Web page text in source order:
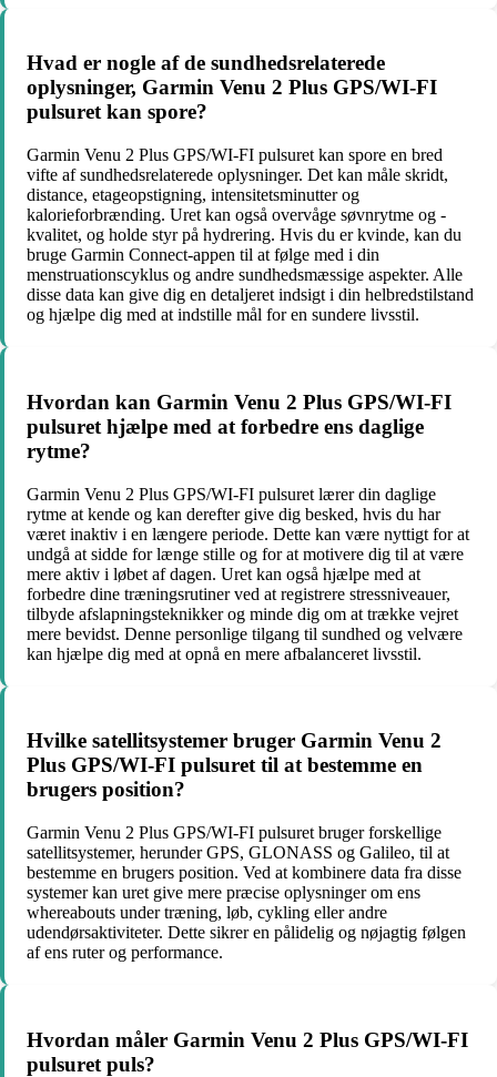
Hvad er nogle af de sundhedsrelaterede
oplysninger, Garmin Venu 2 Plus GPS/WI-FI
pulsuret kan spore?
Garmin Venu 2 Plus GPS/WI-FI pulsuret kan spore en bred
vifte af sundhedsrelaterede oplysninger. Det kan måle skridt,
distance, etageopstigning, intensitetsminutter og
kalorieforbrænding. Uret kan også overvåge søvnrytme og -
kvalitet, og holde styr på hydrering. Hvis du er kvinde, kan du
bruge Garmin Connect-appen til at følge med i din
menstruationscyklus og andre sundhedsmæssige aspekter. Alle
disse data kan give dig en detaljeret indsigt i din helbredstilstand
og hjælpe dig med at indstille mål for en sundere livsstil.
Hvordan kan Garmin Venu 2 Plus GPS/WI-FI
pulsuret hjælpe med at forbedre ens daglige
rytme?
Garmin Venu 2 Plus GPS/WI-FI pulsuret lærer din daglige
rytme at kende og kan derefter give dig besked, hvis du har
været inaktiv i en længere periode. Dette kan være nyttigt for at
undgå at sidde for længe stille og for at motivere dig til at være
mere aktiv i løbet af dagen. Uret kan også hjælpe med at
forbedre dine træningsrutiner ved at registrere stressniveauer,
tilbyde afslapningsteknikker og minde dig om at trække vejret
mere bevidst. Denne personlige tilgang til sundhed og velvære
kan hjælpe dig med at opnå en mere afbalanceret livsstil.
Hvilke satellitsystemer bruger Garmin Venu 2
Plus GPS/WI-FI pulsuret til at bestemme en
brugers position?
Garmin Venu 2 Plus GPS/WI-FI pulsuret bruger forskellige
satellitsystemer, herunder GPS, GLONASS og Galileo, til at
bestemme en brugers position. Ved at kombinere data fra disse
systemer kan uret give mere præcise oplysninger om ens
whereabouts under træning, løb, cykling eller andre
udendørsaktiviteter. Dette sikrer en pålidelig og nøjagtig følgen
af ens ruter og performance.
Hvordan måler Garmin Venu 2 Plus GPS/WI-FI
pulsuret puls?